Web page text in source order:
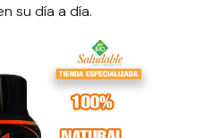
su día a día.